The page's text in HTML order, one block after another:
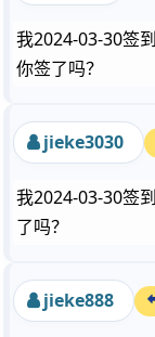
我2024-03-30签
你签了吗？
jieke3030
我2024-03-30签
了吗？
jieke888